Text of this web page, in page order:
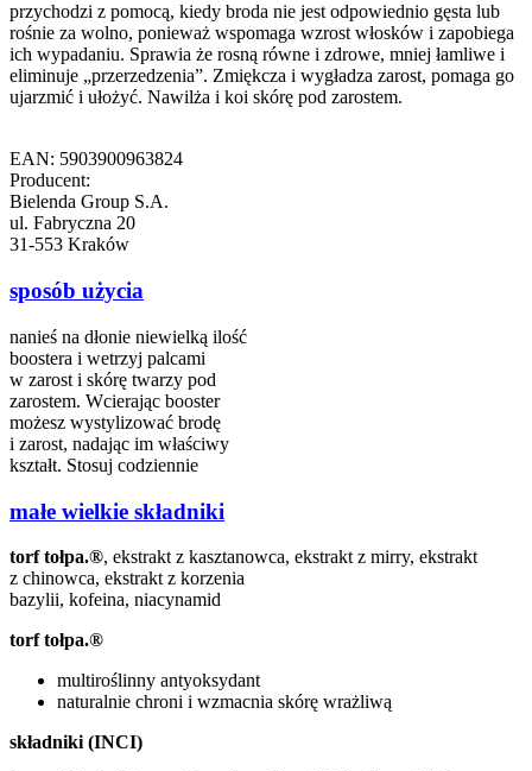
przychodzi z pomocą, kiedy broda nie jest odpowiednio gęsta lub
rośnie za wolno, ponieważ wspomaga wzrost włosków i zapobiega
ich wypadaniu. Sprawia że rosną równe i zdrowe, mniej łamliwe i
eliminuje „przerzedzenia”. Zmiękcza i wygładza zarost, pomaga go
ujarzmić i ułożyć. Nawilża i koi skórę pod zarostem.
EAN: 5903900963824
Producent:
Bielenda Group S.A.
ul. Fabryczna 20
31-553 Kraków
sposób użycia
nanieś na dłonie niewielką ilość
boostera i wetrzyj palcami
w zarost i skórę twarzy pod
zarostem. Wcierając booster
możesz wystylizować brodę
i zarost, nadając im właściwy
kształt. Stosuj codziennie
małe wielkie składniki
torf tołpa.®, ekstrakt z kasztanowca, ekstrakt z mirry, ekstrakt
z chinowca, ekstrakt z korzenia
bazylii, kofeina, niacynamid
torf tołpa.®
multiroślinny antyoksydant
naturalnie chroni i wzmacnia skórę wrażliwą
składniki (INCI)